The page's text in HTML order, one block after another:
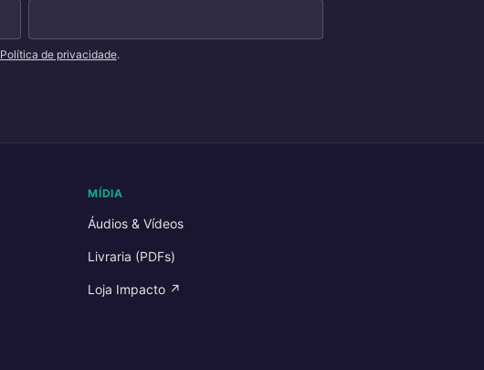
Política de privacidade.
MÍDIA
Áudios & Vídeos
Livraria (PDFs)
Loja Impacto ↗